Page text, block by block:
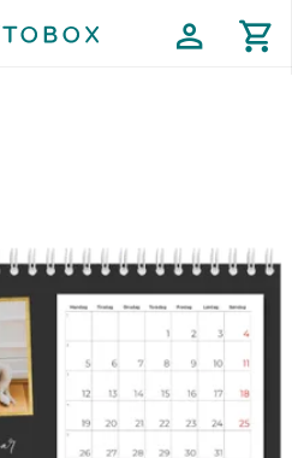
profile shopping_cart